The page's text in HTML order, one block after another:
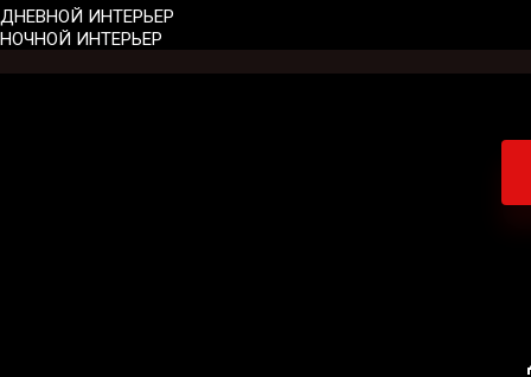
ДНЕВНОЙ ИНТЕРЬЕР
НОЧНОЙ ИНТЕРЬЕР